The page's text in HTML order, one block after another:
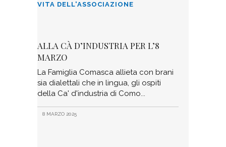
VITA DELL'ASSOCIAZIONE
ALLA CÀ D’INDUSTRIA PER L’8
MARZO
La Famiglia Comasca allieta con brani
sia dialettali che in lingua, gli ospiti
della Ca' d'industria di Como
8 MARZO 2025